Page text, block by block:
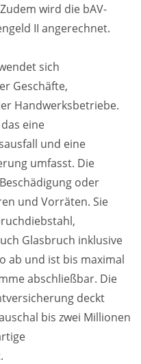
wird die bAV-
II angerechnet.
sich
Geschäfte,
Handwerksbetriebe.
eine
und eine
umfasst. Die
oder
und Vorräten. Sie
Glasbruch inklusive
ab und ist bis maximal
abschließbar. Die
deckt
bis zwei Millionen